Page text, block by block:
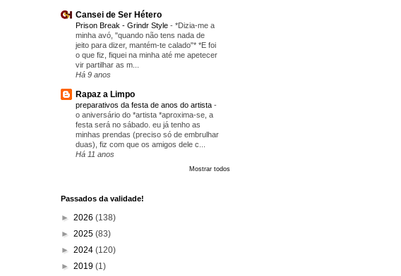
Cansei de Ser Hétero
Prison Break - Grindr Style - *Dizia-me a
minha avó, "quando não tens nada de
jeito para dizer, mantém-te calado"* *E foi
o que fiz, fiquei na minha até me apetecer
vir partilhar as m...
Há 9 anos
Rapaz a Limpo
preparativos da festa de anos do artista -
o aniversário do *artista *aproxima-se, a
festa será no sábado. eu já tenho as
minhas prendas (preciso só de embrulhar
duas), fiz com que os amigos dele c...
Há 11 anos
Mostrar todos
Passados da validade!
► 2026 (138)
► 2025 (83)
► 2024 (120)
► 2019 (1)